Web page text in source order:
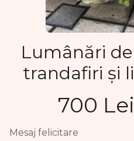
Lumânări
trandafiri și
700 Lei
Mesaj felicitare